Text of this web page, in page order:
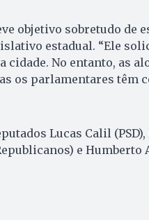
objetivo sobretudo de
estadual. “Ele
No entanto, as
os parlamentares têm
Lucas Calil
e Humberto